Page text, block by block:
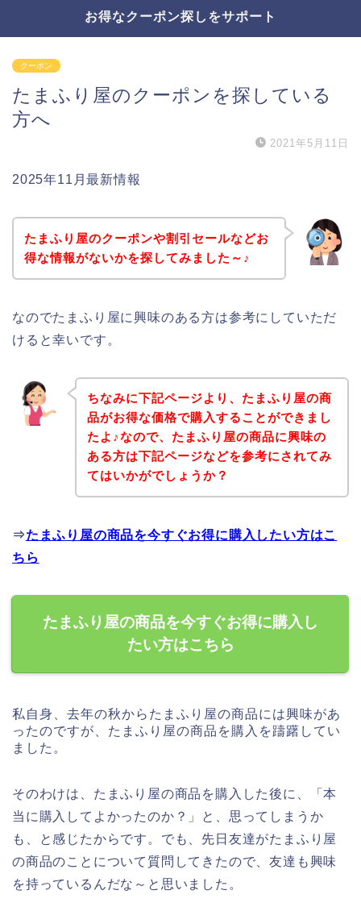
お得なクーポン探しをサポート
クーポン
たまふり屋のクーポンを探している
方へ
2021年5月11日
2025年11月最新情報
たまふり屋のクーポンや割引セールなどお
得な情報がないかを探してみました～♪
なのでたまふり屋に興味のある方は参考にしていただ
けると幸いです。
ちなみに下記ページより、たまふり屋の商
品がお得な価格で購入することができまし
たよ♪なので、たまふり屋の商品に興味の
ある方は下記ページなどを参考にされてみ
てはいかがでしょうか？
⇒たまふり屋の商品を今すぐお得に購入したい方はこ
ちら
たまふり屋の商品を今すぐお得に購入し
たい方はこちら
私自身、去年の秋からたまふり屋の商品には興味があ
ったのですが、たまふり屋の商品を購入を躊躇してい
ました。
そのわけは、たまふり屋の商品を購入した後に、「本
当に購入してよかったのか？」と、思ってしまうか
も、と感じたからです。でも、先日友達がたまふり屋
の商品のことについて質問してきたので、友達も興味
を持っているんだな～と思いました。